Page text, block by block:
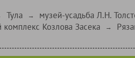
Тула → музей-усадьба Л.Н.
Козлова Засека →